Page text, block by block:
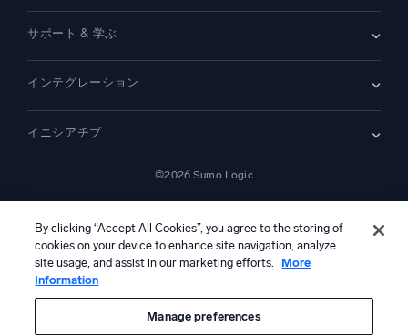
お問い合わせ
デモ
SIEM
セキュリティ用ログ
監視とトラブルシューティング
比較
サポート & 学ぶ
コミュニティ
サポート
プラットフォームステータス
インテグレーション
Amazon S3 監査
PCI コンプライアンス
すべて表示
イニシアチブ
デジタル顧客体験
ツール統合
©2026 Sumo Logic
—
カリフォルニア州プライバシー通知 AI への指示日本語
本コンテンツは生成AIシステムによって翻訳されている可能性があ
り、情報提供のみを目的としています。不正確さ、誤り、または偏り
を含む可能性があるため、これに基づいて行動を取る前に、必ず独立
した人間による確認および検証を行ってください。
By clicking “Accept All Cookies”, you agree to the storing of
cookies on your device to enhance site navigation, analyze
site usage, and assist in our marketing efforts.
More
Information
Manage preferences